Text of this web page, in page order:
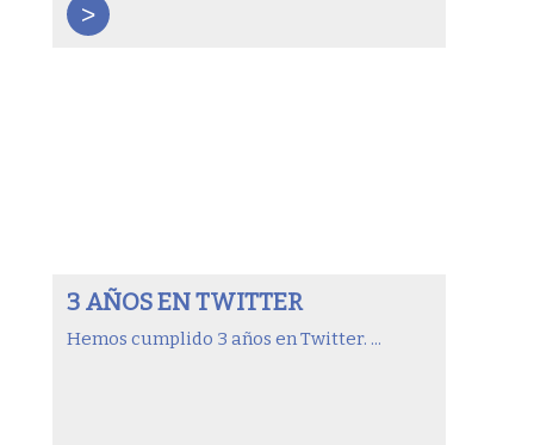
>
3 AÑOS EN TWITTER
Hemos cumplido 3 años en Twitter. ...